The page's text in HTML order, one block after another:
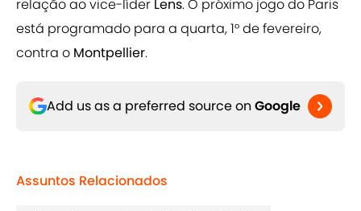
relação ao vice-líder Lens. O próximo jogo do Paris
está programado para a quarta, 1° de fevereiro,
contra o Montpellier.
Add us as a preferred source on Google
Assuntos Relacionados